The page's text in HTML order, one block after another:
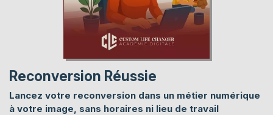
Reconversion Réussie
Lancez votre reconversion dans un métier numérique
à votre image, sans horaires ni lieu de travail